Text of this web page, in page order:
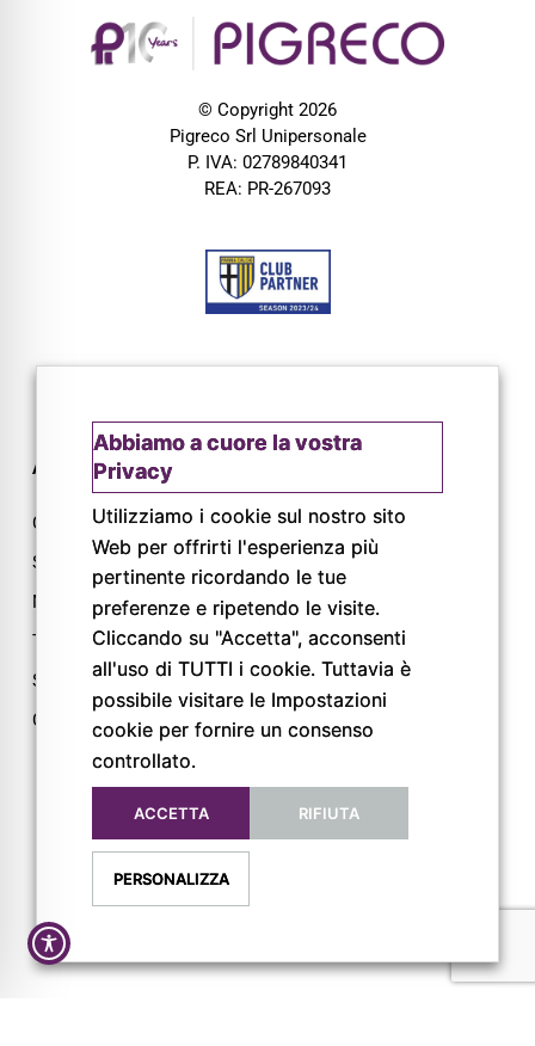
© Copyright 2026
Pigreco Srl Unipersonale
P. IVA: 02789840341
REA: PR-267093
AZIENDA
Chi siamo
Servizi
Magazine
Trail
Shop
Cataloghi
Via L. Lama, 2
43044 Lemignano PR
Tel: 0521 805945
Mail:
info@pigrecoservizi.it
Richiedi un preventivo
Lavora con noi
Abbiamo a cuore la vostra
Privacy
Utilizziamo i cookie sul nostro sito
Web per offrirti l'esperienza più
pertinente ricordando le tue
preferenze e ripetendo le visite.
Cliccando su "Accetta", acconsenti
all'uso di TUTTI i cookie. Tuttavia è
possibile visitare le Impostazioni
cookie per fornire un consenso
controllato.
ACCETTA RIFIUTA
PERSONALIZZA